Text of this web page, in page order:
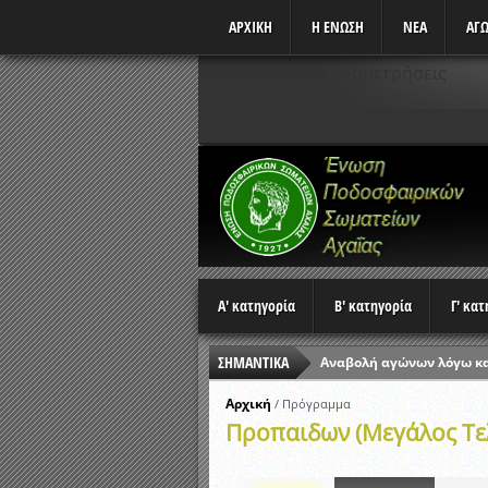
ΑΡΧΙΚΗ Η ΕΝΩΣΗ ΝΕΑ
Α' κατηγορία Β' κατηγορία Γ'
ΣΗΜΑΝΤΙΚΑ
Αναβολή αγώνων λόγω
Αποτελέσματα
Αρχική / Πρόγραμμα
Προπαιδων (Μεγάλος